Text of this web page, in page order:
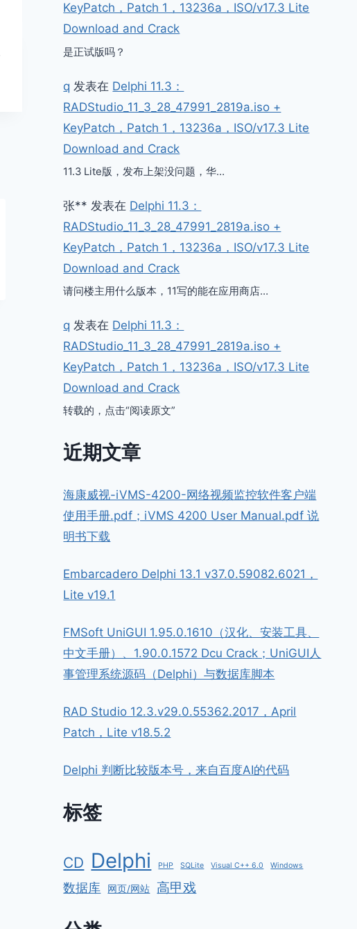
Delphi 中的颜色名称代码Hex十
六进制常量值、HTML对应值、
不透明度以及实际效果图示
KeyPatch，Patch 1，13236a，ISO/v17.3 Lite
Download and Crack
是正试版吗？
q 发表在 Delphi 11.3：
RADStudio_11_3_28_47991_2819a.iso +
KeyPatch，Patch 1，13236a，ISO/v17.3 Lite
Download and Crack
11.3 Lite版，发布上架没问题，华…
张** 发表在 Delphi 11.3：
RADStudio_11_3_28_47991_2819a.iso +
KeyPatch，Patch 1，13236a，ISO/v17.3 Lite
Download and Crack
请问楼主用什么版本，11写的能在应用商店…
q 发表在 Delphi 11.3：
RADStudio_11_3_28_47991_2819a.iso +
KeyPatch，Patch 1，13236a，ISO/v17.3 Lite
Download and Crack
转载的，点击“阅读原文”
近期文章
海康威视-iVMS-4200-网络视频监控软件客户端
使用手册.pdf；iVMS 4200 User Manual.pdf 说
明书下载
Embarcadero Delphi 13.1 v37.0.59082.6021，
Lite v19.1
FMSoft UniGUI 1.95.0.1610（汉化、安装工具、
中文手册）、1.90.0.1572 Dcu Crack；UniGUI人
事管理系统源码（Delphi）与数据库脚本
RAD Studio 12.3.v29.0.55362.2017，April
Patch，Lite v18.5.2
Delphi 判断比较版本号，来自百度AI的代码
标签
CD Delphi PHP SQLite Visual C++ 6.0 Windows
数据库 网页/网站 高甲戏